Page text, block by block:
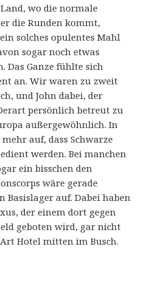
wo die normale
die Runden kommt,
solches opulentes Mahl
sogar noch etwas
Das Ganze fühlte sich
an. Wir waren zu zweit
und John dabei, der
persönlich betreut zu
außergewöhnlich. In
auf, dass Schwarze
werden. Bei manchen
ein bisschen den
wäre gerade
Basislager auf. Dabei haben
der einem dort gegen
geboten wird, gar nicht
Hotel mitten im Busch.